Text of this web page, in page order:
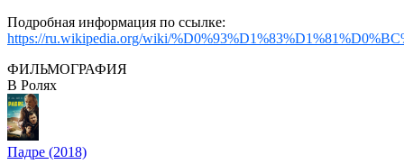
Подробная информация по ссылке:
https://ru.wikipedia.org/wiki/
ФИЛЬМОГРАФИЯ
В Ролях
Падре (2018)